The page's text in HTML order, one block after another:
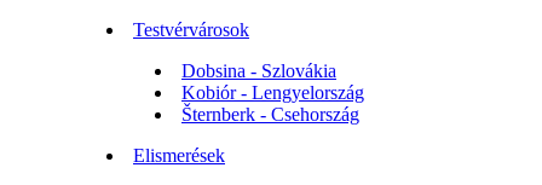
Testvérvárosok
Dobsina - Szlovákia
Kobiór - Lengyelország
Šternberk - Csehország
Elismerések